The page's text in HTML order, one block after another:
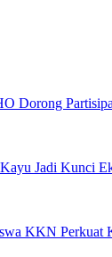
Dorong
Jadi Kunci
KKN Perkuat